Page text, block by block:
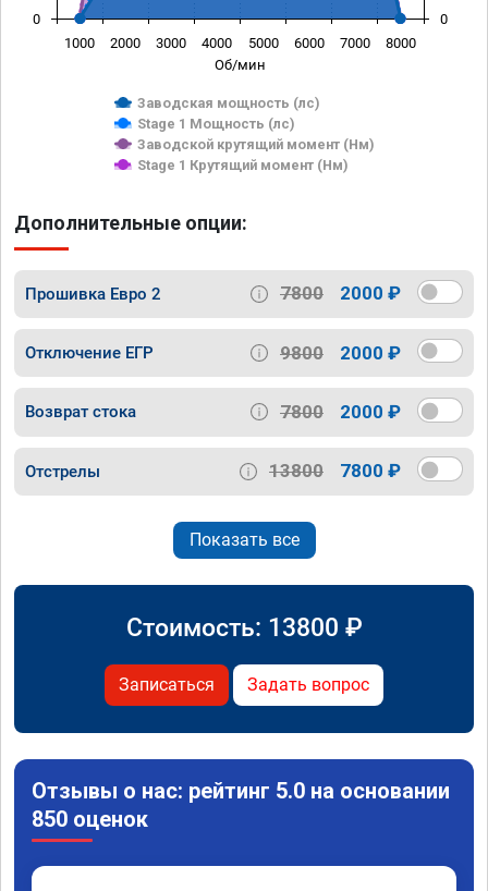
Об/мин
Заводская мощность (лс)
Stage 1 Мощность (лс)
Заводской крутящий момент (Нм)
Stage 1 Крутящий момент (Нм)
1000 2000 3000 4000 5000 6000 7000 8000
0 0
Дополнительные опции:
Прошивка Евро 2 7800 2000 ₽
Отключение ЕГР 9800 2000 ₽
Возврат стока 7800 2000 ₽
Отстрелы 13800 7800 ₽
Показать все
Стоимость: 13800 ₽
Записаться Задать вопрос
Отзывы о нас: рейтинг 5.0 на основании
850 оценок